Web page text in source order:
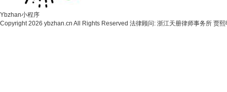
Ybzhan小程序
Copyright2026 ybzhan.cn All Rights Reserved 法律顾问: 浙江天册律师事务所 贾熙